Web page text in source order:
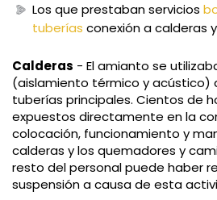
Los que prestaban servicios
tuberías conexión a calderas
Calderas - El amianto se
(aislamiento térmico y acústico)
tuberías principales. Cientos de
expuestos directamente en la
colocación, funcionamiento y
calderas y los quemadores y
resto del personal puede haber
suspensión a causa de esta